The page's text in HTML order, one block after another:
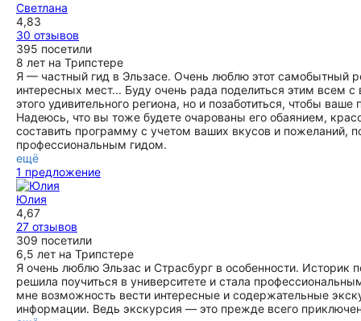
Светлана
4,83
30 отзывов
395 посетили
8 лет на Трипстере
Я — частный гид в Эльзасе. Очень люблю этот самобытный
интересных мест... Буду очень рада поделиться этим всем
этого удивительного региона, но и позаботиться, чтобы
Надеюсь, что вы тоже будете очарованы его обаянием,
составить программу с учетом ваших вкусов и пожеланий,
профессиональным гидом.
ещё
1 предложение
Юлия
4,67
27 отзывов
309 посетили
6,5 лет на Трипстере
Я очень люблю Эльзас и Страсбург в особенности.
решила поучиться в университете и стала
мне возможность вести интересные и содержательные
информации. Ведь экскурсия — это прежде всего